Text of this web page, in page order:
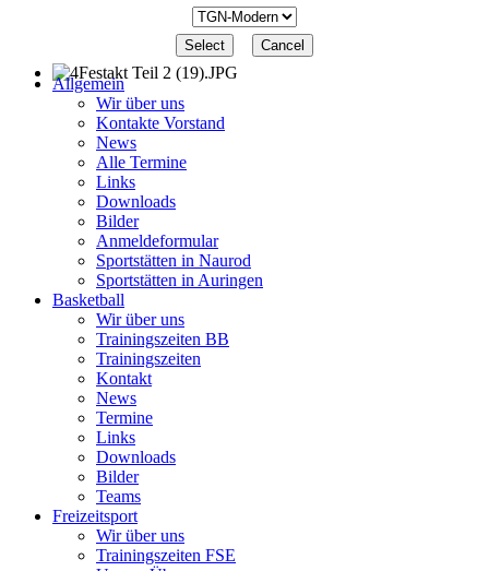
Allgemein
Wir über uns
Kontakte Vorstand
News
Alle Termine
Links
Downloads
Bilder
Anmeldeformular
Sportstätten in Naurod
Sportstätten in Auringen
Basketball
Wir über uns
Trainingszeiten BB
Trainingszeiten
Kontakt
News
Termine
Links
Downloads
Bilder
Teams
Freizeitsport
Wir über uns
Trainingszeiten FSE